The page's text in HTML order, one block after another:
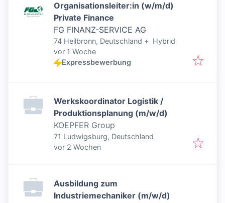
Organisationsleiter:in (w/m/d)
Private Finance
FG FINANZ-SERVICE AG
74 Heilbronn, Deutschland + Hybrid
Veröffentlicht
vor 1 Woche
Expressbewerbung
Werkskoordinator Logistik /
Produktionsplanung (m/w/d)
KOEPFER Group
71 Ludwigsburg, Deutschland
Veröffentlicht:
vor 2 Wochen
Ausbildung zum
Industriemechaniker (m/w/d)